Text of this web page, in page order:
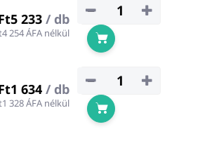
233 / db
254 ÁFA nélkül
+
−
Kosárba
634 / db
328 ÁFA nélkül
+
−
Kosárba